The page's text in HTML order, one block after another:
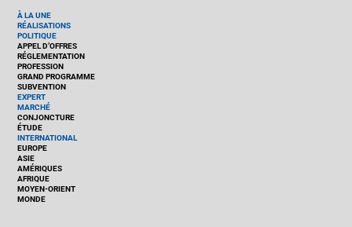
À LA UNE
RÉALISATIONS
POLITIQUE
APPEL D’OFFRES
RÉGLEMENTATION
PROFESSION
GRAND PROGRAMME
SUBVENTION
EXPERT
MARCHÉ
CONJONCTURE
ÉTUDE
INTERNATIONAL
EUROPE
ASIE
AMÉRIQUES
AFRIQUE
MOYEN-ORIENT
MONDE